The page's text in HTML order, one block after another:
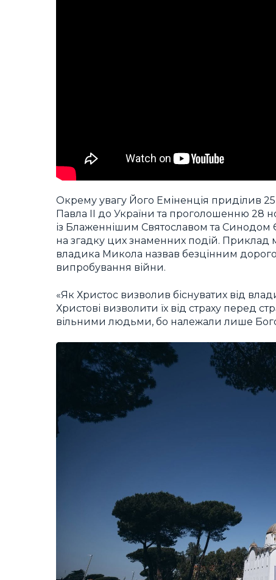
Окрему увагу Його Еміненція приділив 25-
Павла ІІ до України та проголошенню 28
із Блаженнішим Святославом та Синодом
на згадку цих знаменних подій. Приклад
владика Микола назвав безцінним
випробування війни.
«Як Христос визволив біснуватих від
Христові визволити їх від страху перед
вільними людьми, бо належали лише